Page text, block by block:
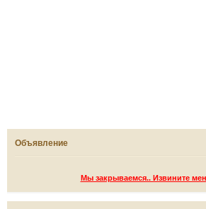
Объявление
Мы закрываемся.. Извините